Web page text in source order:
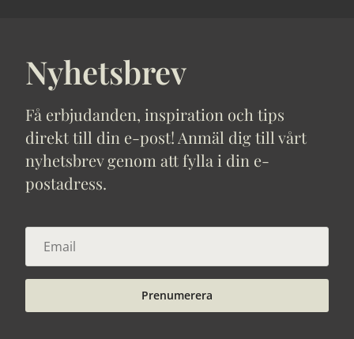
Nyhetsbrev
Få erbjudanden, inspiration och tips
direkt till din e-post! Anmäl dig till vårt
nyhetsbrev genom att fylla i din e-
postadress.
Prenumerera